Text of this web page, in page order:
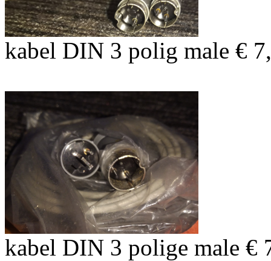
kabel DIN 3 polig male €
kabel DIN 3 polige male €